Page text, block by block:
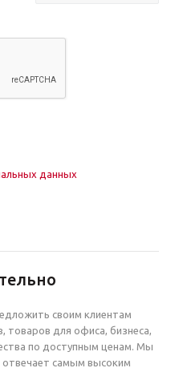
данных
своим клиентам
товаров для офиса, бизнеса,
по доступным ценам. Мы
самым высоким